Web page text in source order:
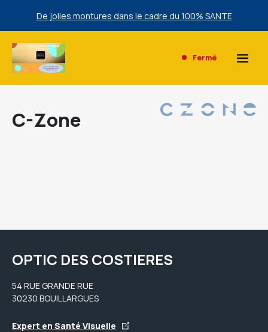
De jolies montures dans le cadre du 100% SANTE
Une sélection de lunettes de Soleil Ray Ban à prix bas
exclusivement en magasin.
Une sélection de lunettes de Soleil Ray Ban à prix bas
exclusivement en magasin.
Fermé
C-Zone
OPTIC DES COSTIERES
54 RUE GRANDE RUE
30230 BOUILLARGUES
Expert en Santé Visuelle